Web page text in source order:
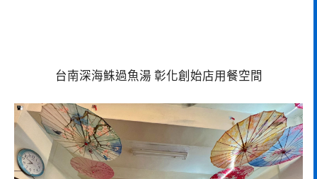
台南深海鮢過魚湯 彰化創始店用餐空間